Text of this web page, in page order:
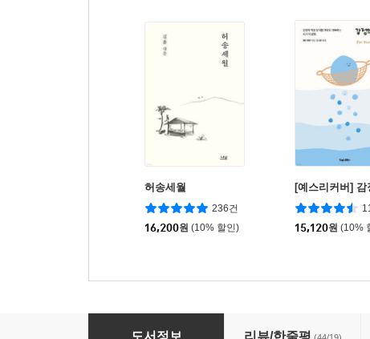
허송세월
236건
16,200원 (10% 할인)
[예스리커버] 감
15,120원 (10%
슬픔에 이름 붙이기
도서정보 리뷰/한줄평